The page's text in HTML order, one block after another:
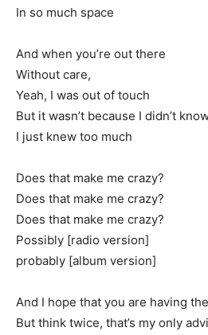
In so much space
And when you’re out there
Without care,
Yeah, I was out of touch
But it wasn’t because I didn’t
I just knew too much
Does that make me crazy?
Does that make me crazy?
Does that make me crazy?
Possibly [radio version]
probably [album version]
And I hope that you are having
But think twice, that’s my only